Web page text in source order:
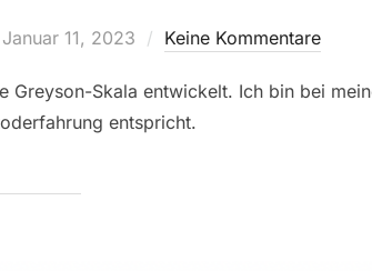
Veröffentlicht
Januar 11, 2023 Keine Kommentare
Skala entwickelt. Ich bin bei
entspricht.